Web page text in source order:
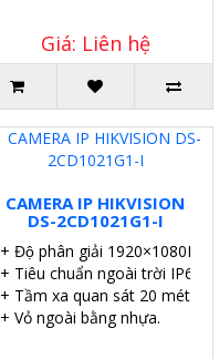
Giá: Liên hệ
CAMERA IP HIKVISION
DS-2CD1021G1-I
+ Độ phân giải 1920×1080P.
+ Tiêu chuẩn ngoài trời IP67.
+ Tầm xa quan sát 20 mét.
+ Vỏ ngoài bằng nhựa.